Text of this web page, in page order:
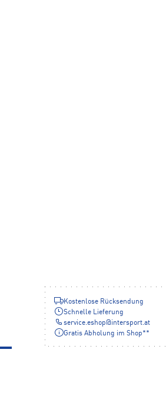
Kostenlose Rücksendung
Schnelle Lieferung
service.eshop@intersport.at
Gratis Abholung im Shop**